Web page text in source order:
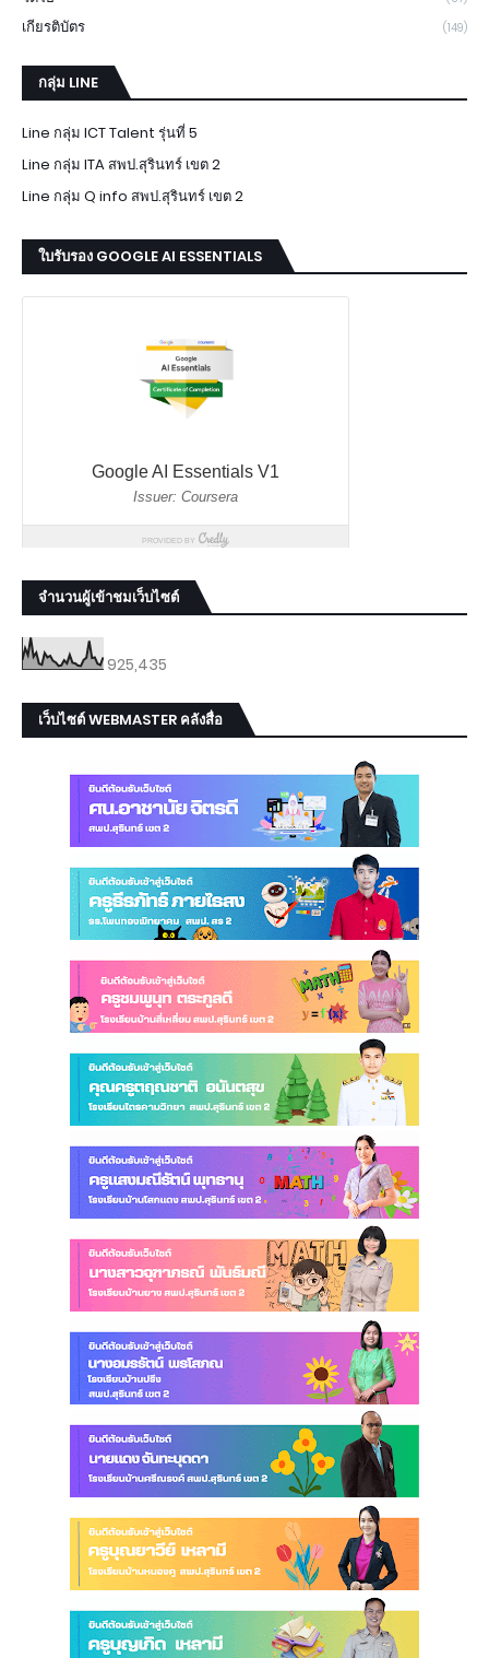
เกียรติบัตร (149)
กลุ่ม LINE
Line กลุ่ม ICT Talent รุ่นที่ 5
Line กลุ่ม ITA สพป.สุรินทร์ เขต 2
Line กลุ่ม Q info สพป.สุรินทร์ เขต 2
ใบรับรอง GOOGLE AI ESSENTIALS
จำนวนผู้เข้าชมเว็บไซต์
925,435
เว็บไซต์ WEBMASTER คลังสื่อ